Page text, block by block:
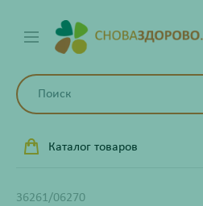
Каталог товаров
36261/06270